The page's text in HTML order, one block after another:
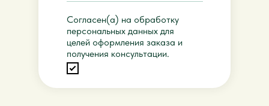
Согласен(а) на обработку
персональных данных для
целей оформления заказа и
получения консультации.